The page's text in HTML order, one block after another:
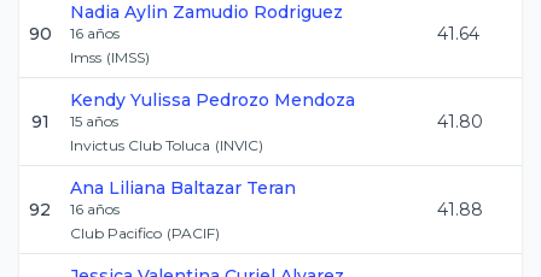
90
Nadia Aylin Zamudio Rodriguez
16 años
Imss (IMSS)
41.64
91
Kendy Yulissa Pedrozo Mendoza
15 años
Invictus Club Toluca (INVIC)
41.80
92
Ana Liliana Baltazar Teran
16 años
Club Pacifico (PACIF)
41.88